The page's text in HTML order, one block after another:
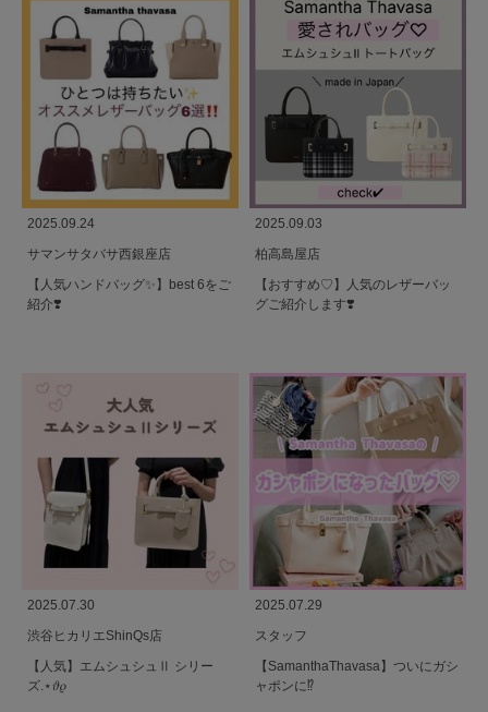
2025.09.24
サマンサタバサ西銀座店
【人気ハンドバッグ✨】best 6をご
紹介❣️
2025.09.03
柏高島屋店
【おすすめ♡】人気のレザーバッ
グご紹介します❣️
2025.07.30
渋谷ヒカリエShinQs店
【人気】エムシュシュⅡ シリー
ズ.⋆𝜗𝜚
2025.07.29
スタッフ
【SamanthaThavasa】ついにガシ
ャポンに⁉️